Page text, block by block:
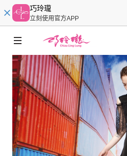
巧玲瓏
立刻使用官方APP